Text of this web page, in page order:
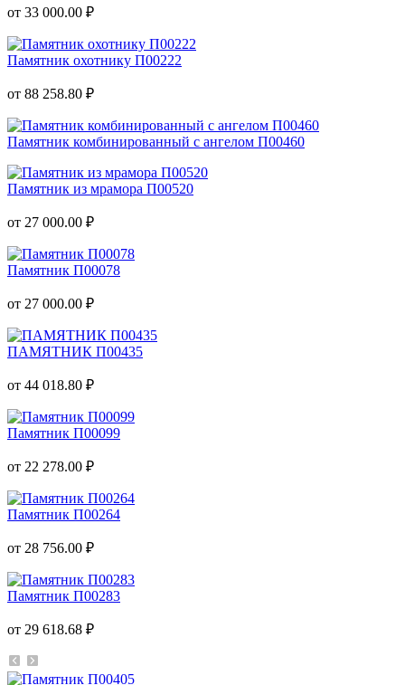
от 33 000.00 ₽
Памятник охотнику П00222
от 88 258.80 ₽
Памятник комбинированный с ангелом П00460
Памятник из мрамора П00520
от 27 000.00 ₽
Памятник П00078
от 27 000.00 ₽
ПАМЯТНИК П00435
от 44 018.80 ₽
Памятник П00099
от 22 278.00 ₽
Памятник П00264
от 28 756.00 ₽
Памятник П00283
от 29 618.68 ₽